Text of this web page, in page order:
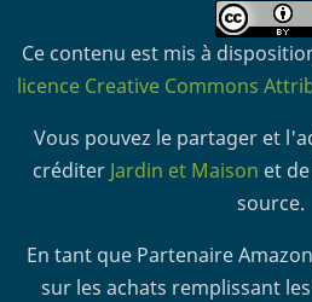
Ce contenu est mis à
licence Creative Commons
Vous pouvez le partager et
créditer Jardin et Maison et
source.
En tant que Partenaire
sur les achats remplissant